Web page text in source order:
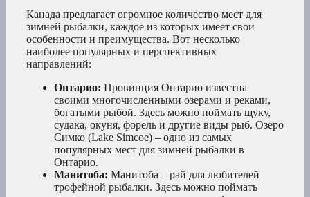
Канада предлагает огромное количество мест для
зимней рыбалки, каждое из которых имеет свои
особенности и преимущества. Вот несколько
наиболее популярных и перспективных
направлений:
Онтарио: Провинция Онтарио известна
своими многочисленными озерами и реками,
богатыми рыбой. Здесь можно поймать щуку,
судака, окуня, форель и другие виды рыб. Озеро
Симко (Lake Simcoe) – одно из самых
популярных мест для зимней рыбалки в
Онтарио.
Манитоба: Манитоба – рай для любителей
трофейной рыбалки. Здесь можно поймать